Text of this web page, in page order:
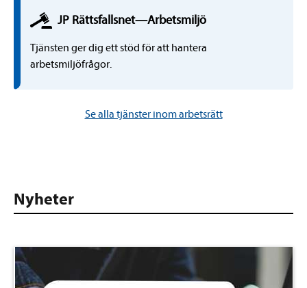
JP Rättsfallsnet—Arbetsmiljö
Tjänsten ger dig ett stöd för att hantera
arbetsmiljöfrågor.
Se alla tjänster inom arbetsrätt
Nyheter